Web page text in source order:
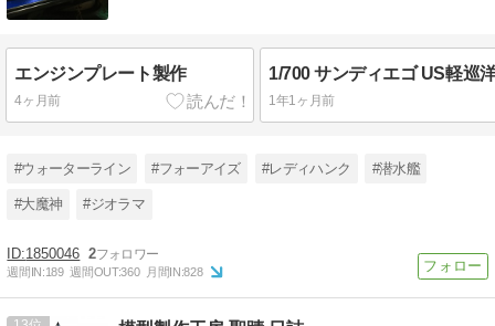
エンジンプレート製作
4ヶ月前 1年1ヶ月前
#ウォーターライン #フォーアイズ #レディハンク #潜水艦
#大魔神 #ジオラマ
1850046 2
週間IN:189 週間OUT:360 月間IN:828